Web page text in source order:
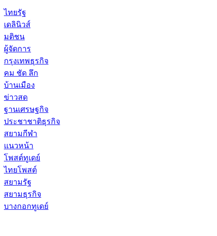
ไทยรัฐ
เดลินิวส์
มติชน
ผู้จัดการ
กรุงเทพธุรกิจ
คม ชัด ลึก
บ้านเมือง
ข่าวสด
ฐานเศรษฐกิจ
ประชาชาติธุรกิจ
สยามกีฬา
แนวหน้า
โพสต์ทูเดย์
ไทยโพสต์
สยามรัฐ
สยามธุรกิจ
บางกอกทูเดย์